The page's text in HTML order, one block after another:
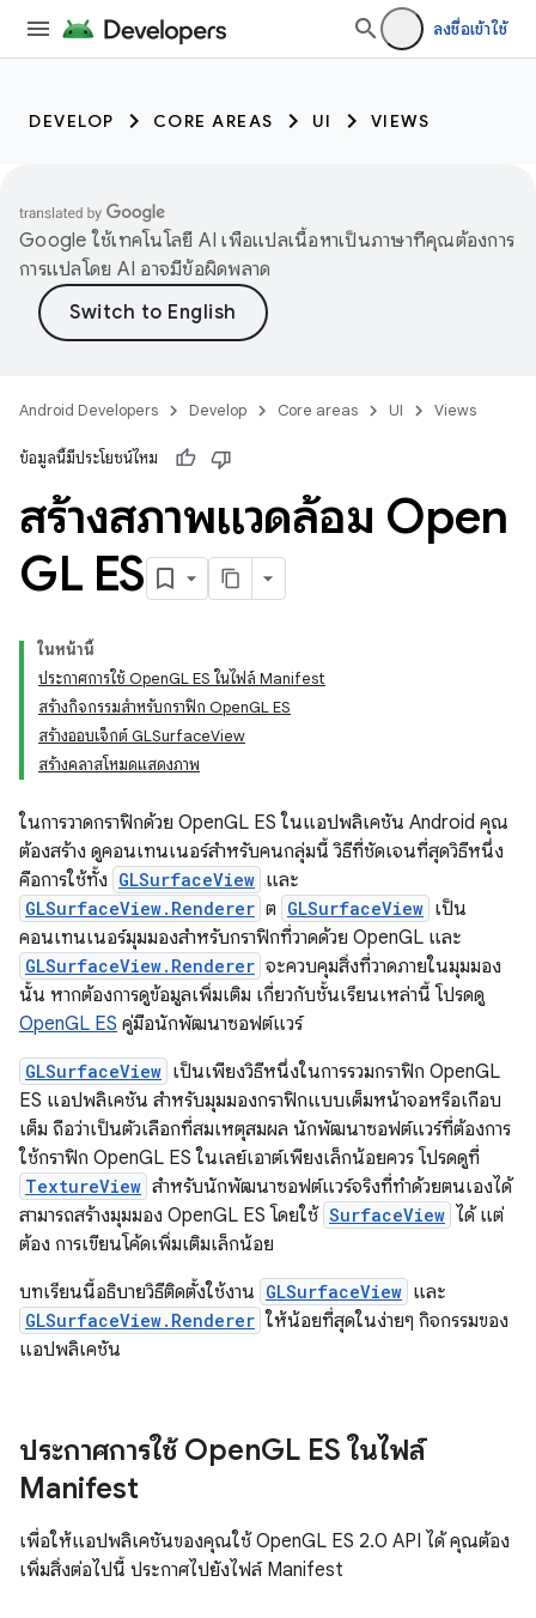
ลงชื่อเข้าใช้
DEVELOP CORE AREAS UI VIEWS
Google ใช้เทคโนโลยี AI เพื่อแปลเนื้อหาเป็นภาษาที่คุณต้องการ
การแปลโดย AI อาจมีข้อผิดพลาด
Android Developers Develop Core areas UI Views
ข้อมูลนี้มีประโยชน์ไหม
สร้างสภาพแวดล้อม Open
GL ES
ในหน้านี้
ประกาศการใช้ OpenGL ES ในไฟล์ Manifest
สร้างกิจกรรมสำหรับกราฟิก OpenGL ES
สร้างออบเจ็กต์ GLSurfaceView
สร้างคลาสโหมดแสดงภาพ
ในการวาดกราฟิกด้วย OpenGL ES ในแอปพลิเคชัน Android คุณ
ต้องสร้าง ดูคอนเทนเนอร์สำหรับคนกลุ่มนี้ วิธีที่ชัดเจนที่สุดวิธีหนึ่ง
คือการใช้ทั้ง GLSurfaceView และ
GLSurfaceView.Renderer ต GLSurfaceView เป็น
คอนเทนเนอร์มุมมองสำหรับกราฟิกที่วาดด้วย OpenGL และ
GLSurfaceView.Renderer จะควบคุมสิ่งที่วาดภายในมุมมอง
นั้น หากต้องการดูข้อมูลเพิ่มเติม เกี่ยวกับชั้นเรียนเหล่านี้ โปรดดู
OpenGL ES คู่มือนักพัฒนาซอฟต์แวร์
GLSurfaceView เป็นเพียงวิธีหนึ่งในการรวมกราฟิก OpenGL
ES แอปพลิเคชัน สำหรับมุมมองกราฟิกแบบเต็มหน้าจอหรือเกือบ
เต็ม ถือว่าเป็นตัวเลือกที่สมเหตุสมผล นักพัฒนาซอฟต์แวร์ที่ต้องการ
ใช้กราฟิก OpenGL ES ในเลย์เอาต์เพียงเล็กน้อยควร โปรดดูที่
TextureView สำหรับนักพัฒนาซอฟต์แวร์จริงที่ทำด้วยตนเองได้
สามารถสร้างมุมมอง OpenGL ES โดยใช้ SurfaceView ได้ แต่
ต้อง การเขียนโค้ดเพิ่มเติมเล็กน้อย
บทเรียนนี้อธิบายวิธีติดตั้งใช้งาน GLSurfaceView และ
GLSurfaceView.Renderer ให้น้อยที่สุดในง่ายๆ กิจกรรมของ
แอปพลิเคชัน
ประกาศการใช้ OpenGL ES ในไฟล์
Manifest
เพื่อให้แอปพลิเคชันของคุณใช้ OpenGL ES 2.0 API ได้ คุณต้อง
เพิ่มสิ่งต่อไปนี้ ประกาศไปยังไฟล์ Manifest